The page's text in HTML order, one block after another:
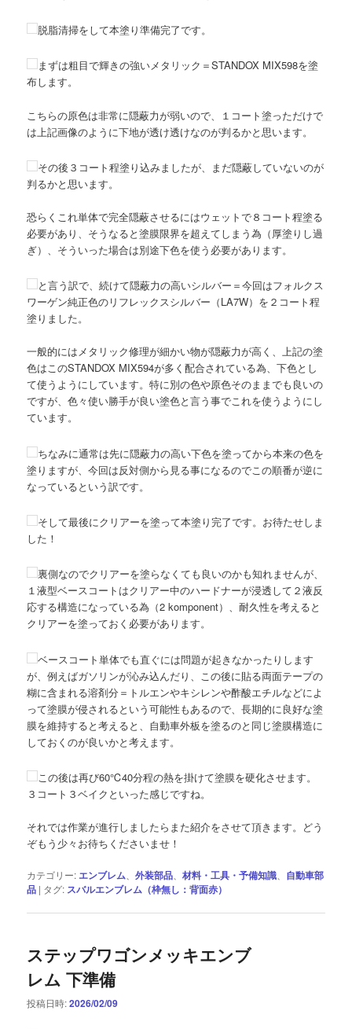
脱脂清掃をして本塗り準備完了です。
まずは粗目で輝きの強いメタリック＝STANDOX MIX598を塗
布します。
こちらの原色は非常に隠蔽力が弱いので、１コート塗っただけで
は上記画像のように下地が透け透けなのが判るかと思います。
その後３コート程塗り込みましたが、まだ隠蔽していないのが
判るかと思います。
恐らくこれ単体で完全隠蔽させるにはウェットで８コート程塗る
必要があり、そうなると塗膜限界を超えてしまう為（厚塗りし過
ぎ）、そういった場合は別途下色を使う必要があります。
と言う訳で、続けて隠蔽力の高いシルバー＝今回はフォルクス
ワーゲン純正色のリフレックスシルバー（LA7W）を２コート程
塗りました。
一般的にはメタリック修理が細かい物が隠蔽力が高く、上記の塗
色はこのSTANDOX MIX594が多く配合されている為、下色とし
て使うようにしています。特に別の色や原色そのままでも良いの
ですが、色々使い勝手が良い塗色と言う事でこれを使うようにし
ています。
ちなみに通常は先に隠蔽力の高い下色を塗ってから本来の色を
塗りますが、今回は反対側から見る事になるのでこの順番が逆に
なっているという訳です。
そして最後にクリアーを塗って本塗り完了です。お待たせしま
した！
裏側なのでクリアーを塗らなくても良いのかも知れませんが、
１液型ベースコートはクリアー中のハードナーが浸透して２液反
応する構造になっている為（2 komponent）、耐久性を考えると
クリアーを塗っておく必要があります。
ベースコート単体でも直ぐには問題が起きなかったりします
が、例えばガソリンが沁み込んだり、この後に貼る両面テープの
糊に含まれる溶剤分＝トルエンやキシレンや酢酸エチルなどによ
って塗膜が侵されるという可能性もあるので、長期的に良好な塗
膜を維持すると考えると、自動車外板を塗るのと同じ塗膜構造に
しておくのが良いかと考えます。
この後は再び60℃40分程の熱を掛けて塗膜を硬化させます。
３コート３ベイクといった感じですね。
それでは作業が進行しましたらまた紹介をさせて頂きます。どう
ぞもう少々お待ちくださいませ！
カテゴリー: エンブレム 、外装部品 、材料・工具・予備知識
自動車部
品 | タグ: スバルエンブレム（枠無し：背面赤）
ステップワゴンメッキエンブ
レム 下準備
投稿日時:2026/02/09